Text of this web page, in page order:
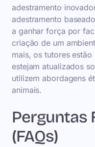
adestramento
adestramento
a ganhar força por
criação de um
mais, os tutores
estejam atualizados
utilizem abordagens
animais.
Perguntas
(FAQs)